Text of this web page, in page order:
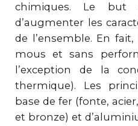
chimiques. Le
d’augmenter les
de l’ensemble. En
mous et sans
l’exception de la
thermique). Les
base de fer (fonte,
et bronze) et